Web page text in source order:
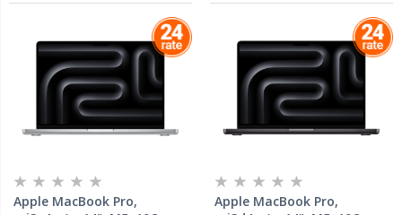
Apple MacBook Pro,
Apple MacBook Pro,